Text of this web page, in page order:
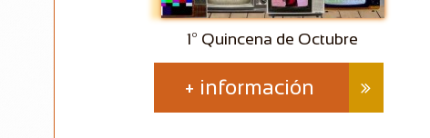
+ información 
1º Quincena de Octubre